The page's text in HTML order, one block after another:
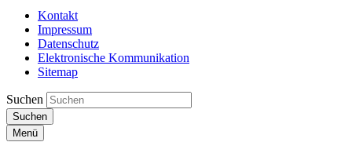
Kontakt
Impressum
Datenschutz
Elektronische Kommunikation
Sitemap
Suchen
Suchen
Menü